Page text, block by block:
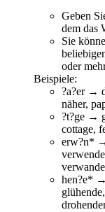
Geben
dem das
Sie
oder
Beispiele:
?a?er →
näher, pa
?t?ge →
cottage,
erw?n*
verwen
verwan
hen?e*
glühende
drohende